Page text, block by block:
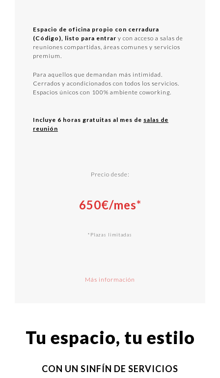
Espacio de oficina propio con cerradura
(Código), listo para entrar y con acceso a salas de
reuniones compartidas, áreas comunes y servicios
premium.
Para aquellos que demandan más intimidad.
Cerrados y acondicionados con todos los servicios.
Espacios únicos con 100% ambiente coworking.
Incluye 6 horas gratuitas al mes de salas de
reunión
Precio desde:
650€/mes*
*Plazas limitadas
Más información
Tu espacio, tu estilo
CON UN SINFÍN DE SERVICIOS